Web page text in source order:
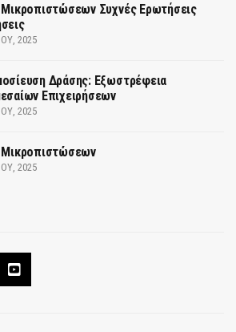
Μικροπιστώσεων Συχνές Ερωτήσεις
2025
Δράσης: Εξωστρέφεια
Επιχειρήσεων
2025
Μικροπιστώσεων
2025